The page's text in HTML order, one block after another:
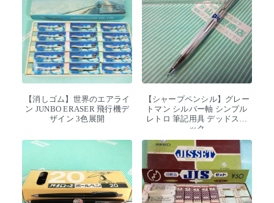
【消しゴム】世界のエアライ
ン JUNBO ERASER 飛行機デ
ザイン 3色展開
【シャープペンシル】グレー
トマン シルバー軸 シンプル
レトロ 筆記用具 デッドスト
ック